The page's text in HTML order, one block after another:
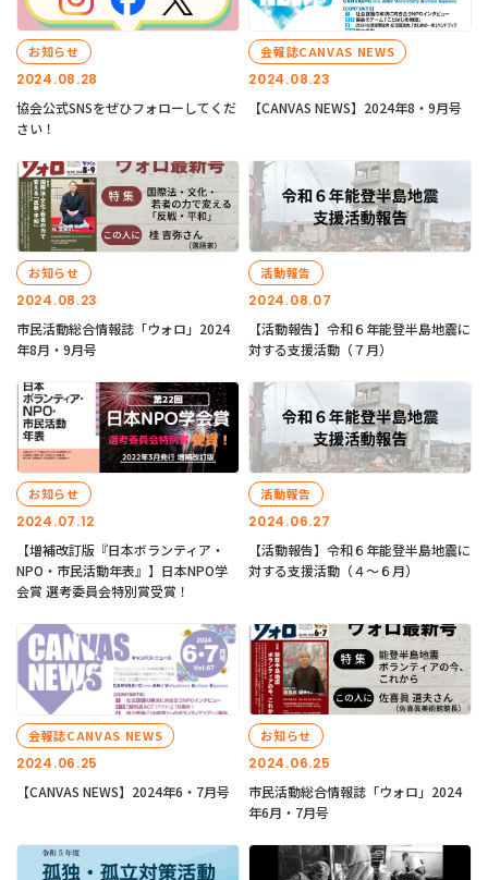
2024.08.28
お知らせ
協会公式SNSをぜひフォローしてくだ
さい！
2024.08.23
会報誌CANVAS NEWS
【CANVAS NEWS】2024年8・9月号
2024.08.23
お知らせ
市民活動総合情報誌「ウォロ」2024
年8月・9月号
2024.08.07
活動報告
【活動報告】令和６年能登半島地震に
対する支援活動（７月）
2024.07.12
お知らせ
【増補改訂版『日本ボランティア・
NPO・市民活動年表』】日本NPO学
会賞 選考委員会特別賞受賞！
2024.06.27
活動報告
【活動報告】令和６年能登半島地震に
対する支援活動（４〜６月）
2024.06.25
会報誌CANVAS NEWS
【CANVAS NEWS】2024年6・7月号
2024.06.25
お知らせ
市民活動総合情報誌「ウォロ」2024
年6月・7月号